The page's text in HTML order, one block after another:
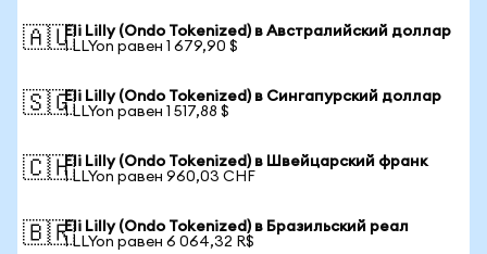
🇦🇺Eli Lilly (Ondo Tokenized) в Австралийский доллар
1 LLYon равен 1 679,90 $
🇸🇬Eli Lilly (Ondo Tokenized) в Сингапурский доллар
1 LLYon равен 1 517,88 $
🇨🇭Eli Lilly (Ondo Tokenized) в Швейцарский франк
1 LLYon равен 960,03 CHF
🇧🇷Eli Lilly (Ondo Tokenized) в Бразильский реал
1 LLYon равен 6 064,32 R$